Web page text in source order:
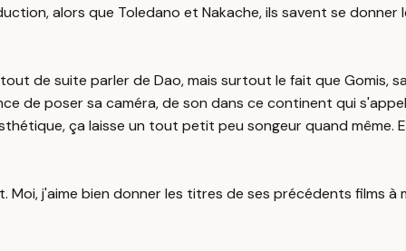
alors que Toledano et Nakache, ils savent se donner
de suite parler de Dao, mais surtout le fait que Gomis,
de poser sa caméra, de son dans ce continent qui
ça laisse un tout petit peu songeur quand même.
j'aime bien donner les titres de ses précédents films à